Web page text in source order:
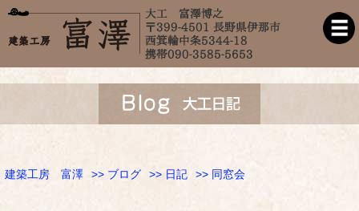
建築工房 富澤 >> ブログ >> 日記 >> 同窓会